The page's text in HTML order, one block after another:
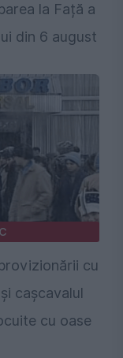
la Față a
din 6 august
cu
cașcavalul
cu oase